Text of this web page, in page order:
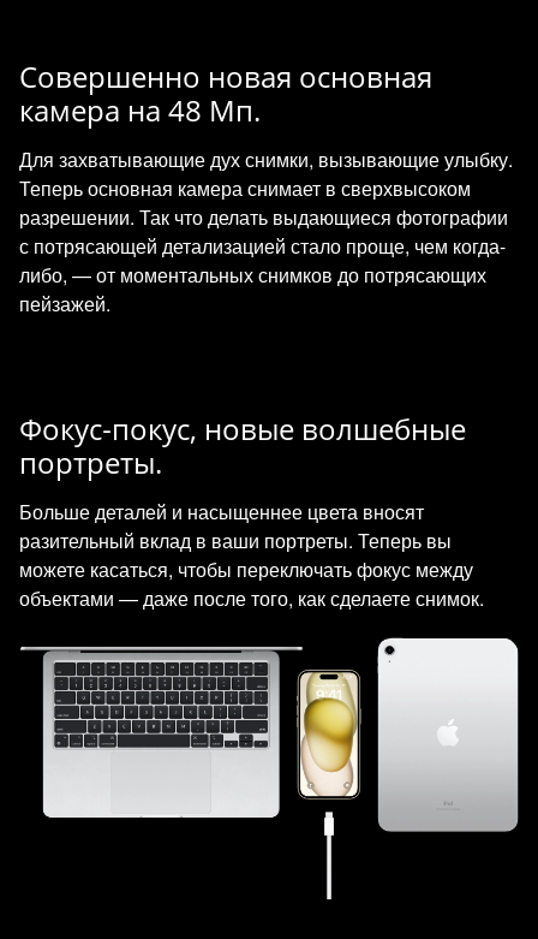
Совершенно новая основная
камера на 48 Мп.
Для захватывающие дух снимки, вызывающие улыбку.
Теперь основная камера снимает в сверхвысоком
разрешении. Так что делать выдающиеся фотографии
с потрясающей детализацией стало проще, чем когда-
либо, — от моментальных снимков до потрясающих
пейзажей.
Фокус‑покус, новые волшебные
портреты.
Больше деталей и насыщеннее цвета вносят
разительный вклад в ваши портреты. Теперь вы
можете касаться, чтобы переключать фокус между
объектами — даже после того, как сделаете снимок.